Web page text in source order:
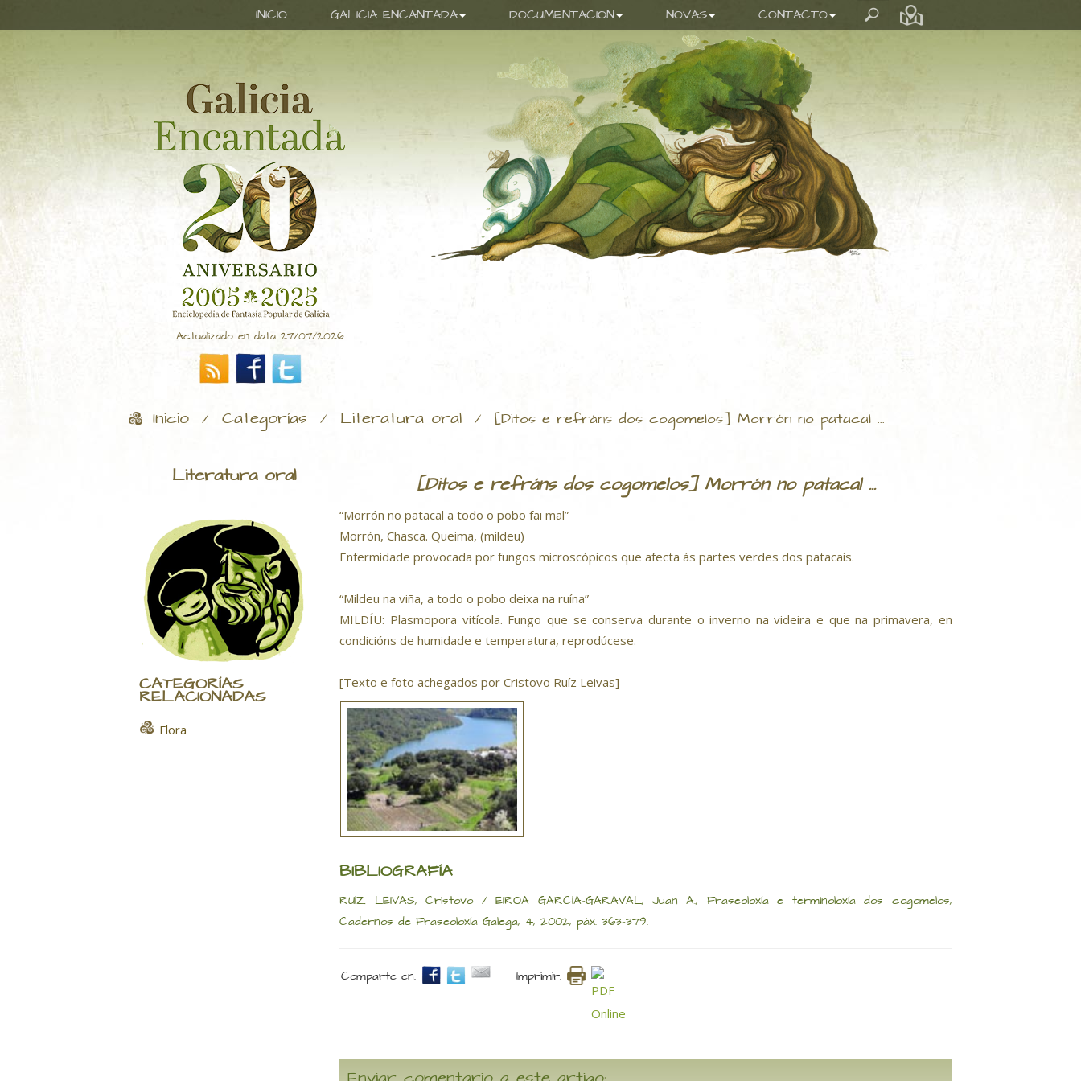
INICIO GALICIA ENCANTADA DOCUMENTACION NOVAS CONTACTO
Actualizado en data 27/07/2026
Inicio / Categorías / Literatura oral / [Ditos e refráns dos cogomelos] Morrón no patacal ...
Literatura oral
CATEGORÍAS
RELACIONADAS
Flora
[Ditos e refráns dos cogomelos] Morrón no patacal ...
“Morrón no patacal a todo o pobo fai mal”
Morrón, Chasca. Queima, (mildeu)
Enfermidade provocada por fungos microscópicos que afecta ás partes verdes dos patacais.
“Mildeu na viña, a todo o pobo deixa na ruína”
MILDÍU: Plasmopora vitícola. Fungo que se conserva durante o inverno na videira e que na primavera, en
condicións de humidade e temperatura, reprodúcese.
[Texto e foto achegados por Cristovo Ruíz Leivas]
BIBLIOGRAFÍA
RUÍZ LEIVAS, Cristovo / EIROA GARCÍA-GARAVAL, Juan A., Fraseoloxía e terminoloxía dos cogomelos,
Cadernos de Fraseoloxía Galega, 4, 2002, páx. 363-379.
Comparte en. Imprimir.